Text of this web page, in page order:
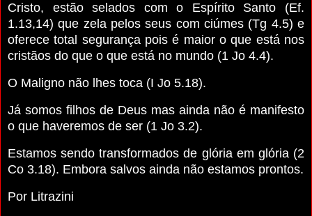
Cristo, estão selados com o Espírito Santo (Ef.
1.13,14) que zela pelos seus com ciúmes (Tg 4.5) e
oferece total segurança pois é maior o que está nos
cristãos do que o que está no mundo (1 Jo 4.4).
O Maligno não lhes toca (I Jo 5.18).
Já somos filhos de Deus mas ainda não é manifesto
o que haveremos de ser (1 Jo 3.2).
Estamos sendo transformados de glória em glória (2
Co 3.18). Embora salvos ainda não estamos prontos.
Por Litrazini